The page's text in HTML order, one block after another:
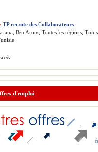
TP recrute des Collaborateurs
Ben Arous, Toutes les régions, Tunis,
d'emploi